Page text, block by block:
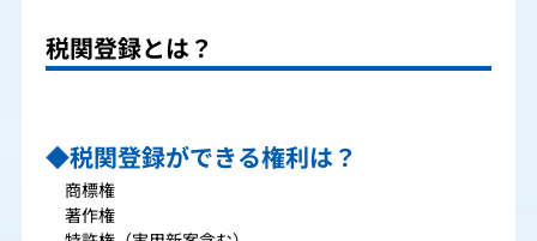
税関登録とは？
◆税関登録ができる権利は？
商標権
著作権